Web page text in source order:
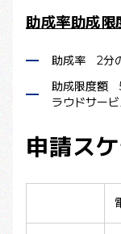
助成率助成限
助成率 2分
助成限度額
ラウドサー
申請ス